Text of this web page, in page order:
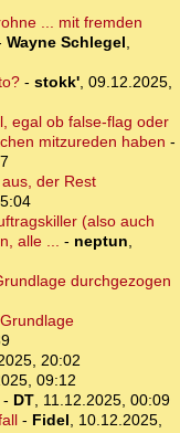
... mit fremden
Wayne Schlegel,
- stokk', 09.12.2025,
egal ob false-flag oder
mitzureden haben -
der Rest
(also auch
alle ... - neptun,
durchgezogen
20:02
09:12
- DT, 11.12.2025, 00:09
- Fidel, 10.12.2025,